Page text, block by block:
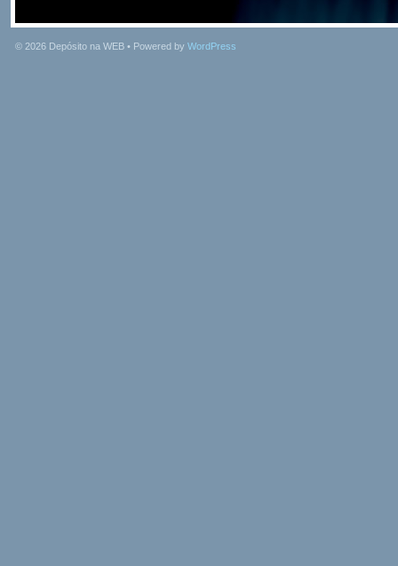
© 2026 Depósito na WEB • Powered by WordPress